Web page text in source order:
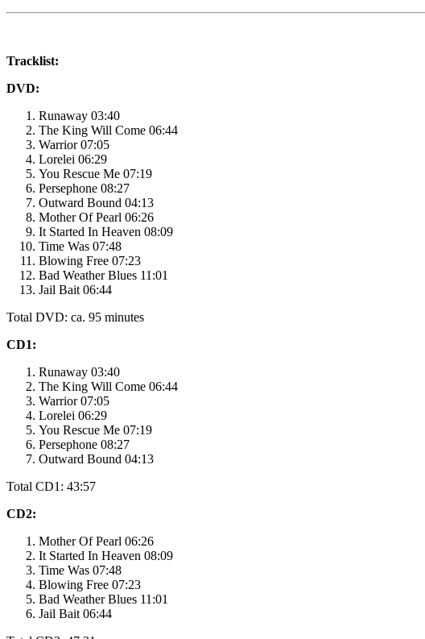
Tracklist:
DVD:
Runaway 03:40
The King Will Come 06:44
Warrior 07:05
Lorelei 06:29
You Rescue Me 07:19
Persephone 08:27
Outward Bound 04:13
Mother Of Pearl 06:26
It Started In Heaven 08:09
Time Was 07:48
Blowing Free 07:23
Bad Weather Blues 11:01
Jail Bait 06:44
Total DVD: ca. 95 minutes
CD1:
Runaway 03:40
The King Will Come 06:44
Warrior 07:05
Lorelei 06:29
You Rescue Me 07:19
Persephone 08:27
Outward Bound 04:13
Total CD1: 43:57
CD2:
Mother Of Pearl 06:26
It Started In Heaven 08:09
Time Was 07:48
Blowing Free 07:23
Bad Weather Blues 11:01
Jail Bait 06:44